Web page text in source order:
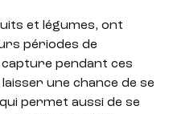
et légumes, ont
périodes de
pendant ces
une chance de se
permet aussi de se